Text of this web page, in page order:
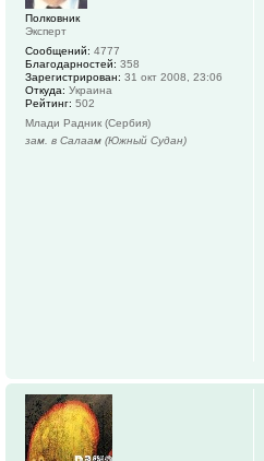
Полковник
Эксперт
Сообщений: 4777
Благодарностей: 358
Зарегистрирован: 31 окт 2008, 23:06
Откуда: Украина
Рейтинг: 502
Млади Радник (Сербия)
зам. в Салаам (Южный Судан)